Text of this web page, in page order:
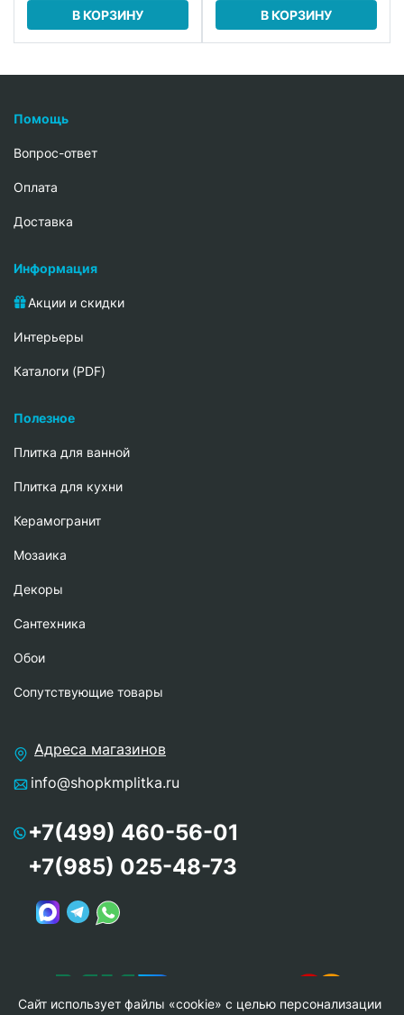
В КОРЗИНУ В КОРЗИНУ
Помощь
Вопрос-ответ
Oплата
Доставка
Информация
Акции и скидки
Интерьеры
Каталоги (PDF)
Полезное
Плитка для ванной
Плитка для кухни
Керамогранит
Мозаика
Декоры
Сантехника
Обои
Сопутствующие товары
Адреса магазинов
info@shopkmplitka.ru
+7(499) 460-56-01
+7(985) 025-48-73
Сайт использует файлы «cookie» с целью персонализации